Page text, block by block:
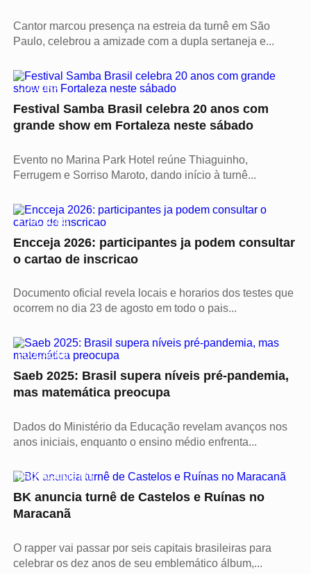
Cantor marcou presença na estreia da turnê em São
Paulo, celebrou a amizade com a dupla sertaneja e...
CULTURA
Festival Samba Brasil celebra 20 anos com
grande show em Fortaleza neste sábado
Evento no Marina Park Hotel reúne Thiaguinho,
Ferrugem e Sorriso Maroto, dando início à turnê...
EDUCAÇÃO
Encceja 2026: participantes ja podem consultar
o cartao de inscricao
Documento oficial revela locais e horarios dos testes que
ocorrem no dia 23 de agosto em todo o pais...
EDUCAÇÃO
Saeb 2025: Brasil supera níveis pré-pandemia,
mas matemática preocupa
Dados do Ministério da Educação revelam avanços nos
anos iniciais, enquanto o ensino médio enfrenta...
PROTAGONISTAS
BK anuncia turnê de Castelos e Ruínas no
Maracanã
O rapper vai passar por seis capitais brasileiras para
celebrar os dez anos de seu emblemático álbum,...